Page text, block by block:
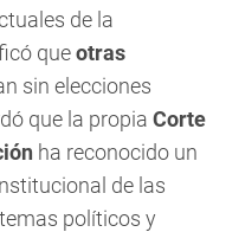
de la
queotras
sin elecciones
que la propia Corte
ha reconocido un
de las
políticos y